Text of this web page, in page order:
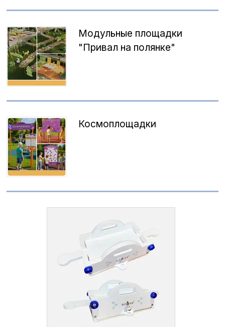
Модульные площадки
"Привал на полянке"
Космоплощадки